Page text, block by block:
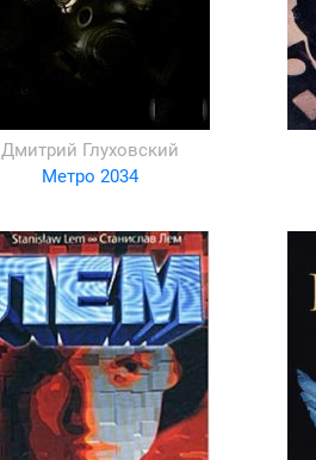
Дмитрий Глуховский
Метро 2034